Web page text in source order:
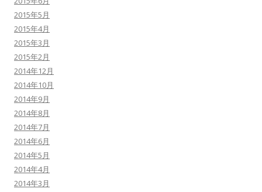
2015年5月
2015年4月
2015年3月
2015年2月
2014年12月
2014年10月
2014年9月
2014年8月
2014年7月
2014年6月
2014年5月
2014年4月
2014年3月